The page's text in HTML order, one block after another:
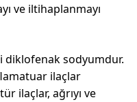
ve iltihaplanmayı
diklofenak sodyumdur.
ilaçlar
ilaçlar, ağrıyı ve